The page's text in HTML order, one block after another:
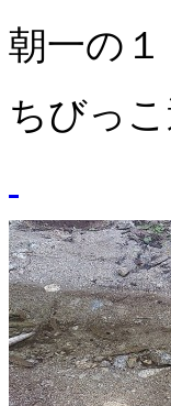
朝一の
ちびっ